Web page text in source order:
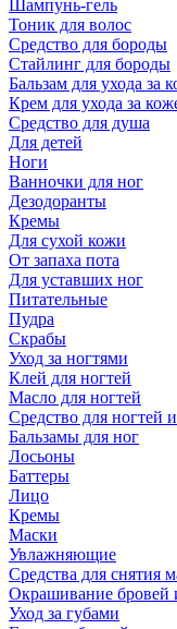
Шампунь-гель
Тоник для волос
Средство для бороды
Стайлинг для бороды
Бальзам для ухода за
Крем для ухода за
Средство для душа
Для детей
Ноги
Ванночки для ног
Дезодоранты
Кремы
Для сухой кожи
От запаха пота
Для уставших ног
Питательные
Пудра
Скрабы
Уход за ногтями
Клей для ногтей
Масло для ногтей
Средство для ногтей
Бальзамы для ног
Лосьоны
Баттеры
Лицо
Кремы
Маски
Увлажняющие
Средства для снятия
Окрашивание бровей
Уход за губами